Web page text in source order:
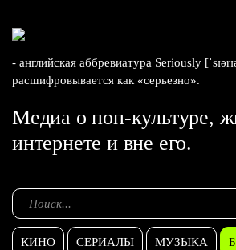
- английская аббревиатура Seriously
расшифровывается как «серьезно».
Медиа о поп-культуре,
интернете и вне его.
КИНО СЕРИАЛЫ МУЗЫКА